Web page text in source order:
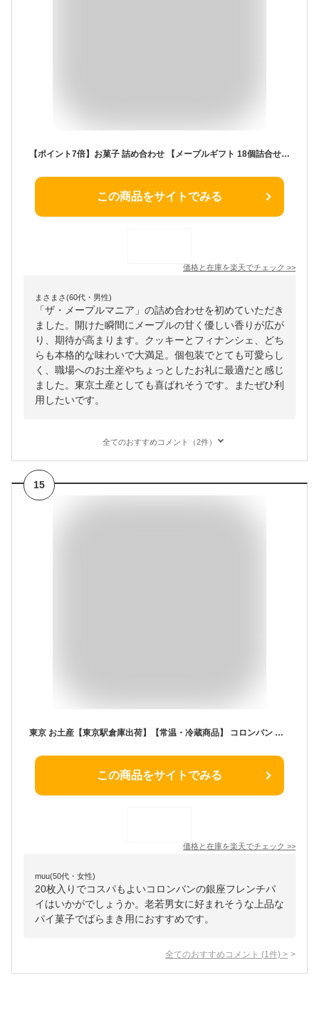
【ポイント7倍】お菓子 詰め合わせ 【メープルギフト 18個詰合せ】送料込み／送料別が選べる ザ・メープルマニア ギフト 内祝 可愛い 個包装 スイーツ クッキー フィナンシェ 焼き菓子 東京 お土産 手土産 お祝 お中元 御中元 夏ギフト 暑中見舞い
この商品をサイトでみる
価格と在庫を楽天でチェック >>
まさまさ(60代・男性)
「ザ・メープルマニア」の詰め合わせを初めていただき
ました。開けた瞬間にメープルの甘く優しい香りが広が
り、期待が高まります。クッキーとフィナンシェ、どち
らも本格的な味わいで大満足。個包装でとても可愛らし
く、職場へのお土産やちょっとしたお礼に最適だと感じ
ました。東京土産としても喜ばれそうです。またぜひ利
用したいです。
全てのおすすめコメント（2件）
15
東京 お土産【東京駅倉庫出荷】【常温・冷蔵商品】 コロンバン 銀座フレンチパイ 20枚入 東京 土産 東京みやげ おみやげ お菓子 焼き菓子 焼菓子 スイーツ お年賀 内祝い お中元 お歳暮 お取り寄せ ギフト プレゼント のし可 御歳暮
この商品をサイトでみる
価格と在庫を楽天でチェック >>
muu(50代・女性)
20枚入りでコスパもよいコロンバンの銀座フレンチパ
イはいかがでしょうか。老若男女に好まれそうな上品な
パイ菓子でばらまき用におすすめです。
全てのおすすめコメント (1 件) >